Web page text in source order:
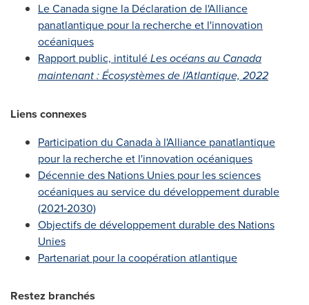
Le Canadasigne la Déclaration de l'Alliance
panatlantique pour la recherche et l'innovation
océaniques
Rapport public, intituléLes océans au Canada
maintenant : Écosystèmes de l'Atlantique, 2022
Liens connexes
Participation du Canada à l'Alliance panatlantique
pour la recherche et l'innovation océaniques
Décennie des Nations Unies pour les sciences
océaniques au service du développement durable
(2021‑2030)
Objectifs de développement durable des Nations
Unies
Partenariat pour la coopération atlantique
Restez branchés